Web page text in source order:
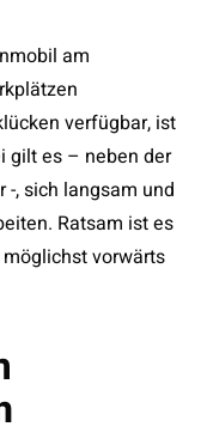
am
verfügbar, ist
gilt es – neben der
, sich langsam und
Ratsam ist es
vorwärts